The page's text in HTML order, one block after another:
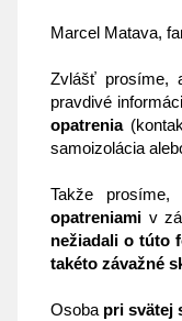
Marcel Matava,
Zvlášť prosíme,
pravdivé
opatrenia
samoizolácia
Takže
opatreniami v
nežiadali o túto
takéto závažné
Osoba pri svätej